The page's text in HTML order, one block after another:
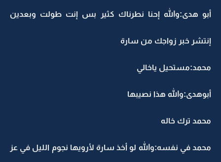
أبو هدى:والله إحنا نطرناك كثير بس إنت طولت وبعدين
إنتشر خبر زواجك من سارة
محمد:مستحيل ياخالي
أبوهدى:والله هذا نصيبها
محمد ترك خاله
محمد في نفسه:والله لو أخذ سارة لأرويها نجوم الليل في عز